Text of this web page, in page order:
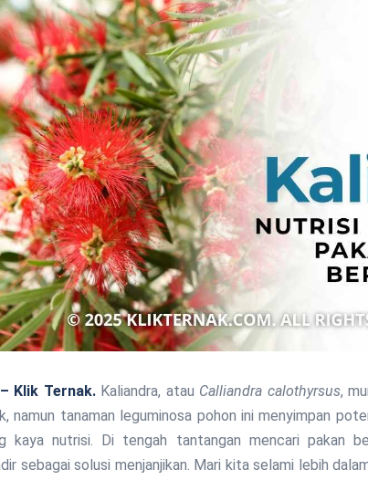
Klik Ternak.Kaliandra, atau Calliandra calothyrsus,
namun tanaman leguminosa pohon ini menyimpan
kaya nutrisi. Di tengah tantangan mencari pakan
sebagai solusi menjanjikan. Mari kita selami lebih